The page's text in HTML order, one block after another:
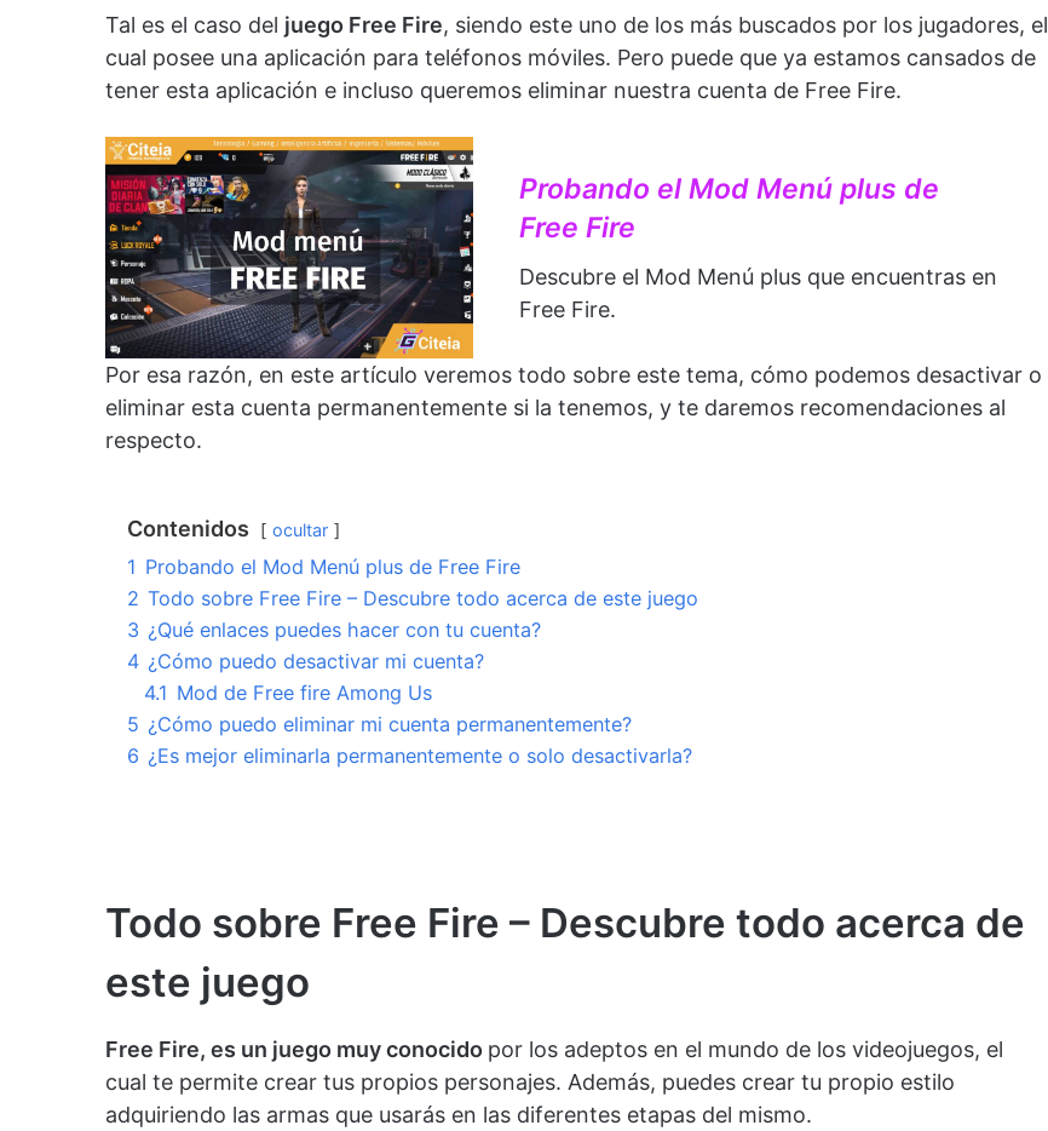
Tal es el caso del juego Free Fire, siendo este uno de los más buscados por los jugadores, el
cual posee una aplicación para teléfonos móviles. Pero puede que ya estamos cansados de
tener esta aplicación e incluso queremos eliminar nuestra cuenta de Free Fire.
Probando el Mod Menú plus de
Free Fire
Descubre el Mod Menú plus que encuentras en
Free Fire.
Por esa razón, en este artículo veremos todo sobre este tema, cómo podemos desactivar o
eliminar esta cuenta permanentemente si la tenemos, y te daremos recomendaciones al
respecto.
Contenidos ocultar
1 Probando el Mod Menú plus de Free Fire
2 Todo sobre Free Fire – Descubre todo acerca de este juego
3 ¿Qué enlaces puedes hacer con tu cuenta?
4 ¿Cómo puedo desactivar mi cuenta?
4.1 Mod de Free fire Among Us
5 ¿Cómo puedo eliminar mi cuenta permanentemente?
6 ¿Es mejor eliminarla permanentemente o solo desactivarla?
Todo sobre Free Fire – Descubre todo acerca de
este juego
Free Fire, es un juego muy conocido por los adeptos en el mundo de los videojuegos, el
cual te permite crear tus propios personajes. Además, puedes crear tu propio estilo
adquiriendo las armas que usarás en las diferentes etapas del mismo.